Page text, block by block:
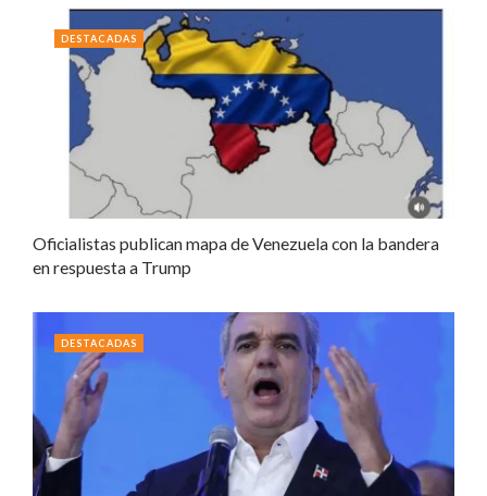
Oficialistas publican mapa de Venezuela con la bandera
en respuesta a Trump
DESTACADAS
DESTACADAS